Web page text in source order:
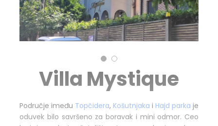
Villa Mystique
Područje imeđu Topčidera, Košutnjaka i Hajd parka je
oduvek bilo savršeno za boravak i mini odmor. Ceo